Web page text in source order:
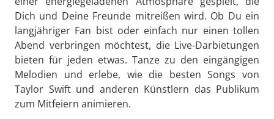
Dich und Deine Freunde mitreißen wird. Ob Du ein
langjähriger Fan bist oder einfach nur einen tollen
Abend verbringen möchtest, die Live-Darbietungen
bieten für jeden etwas. Tanze zu den eingängigen
Melodien und erlebe, wie die besten Songs von
Taylor Swift und anderen Künstlern das Publikum
zum Mitfeiern animieren.